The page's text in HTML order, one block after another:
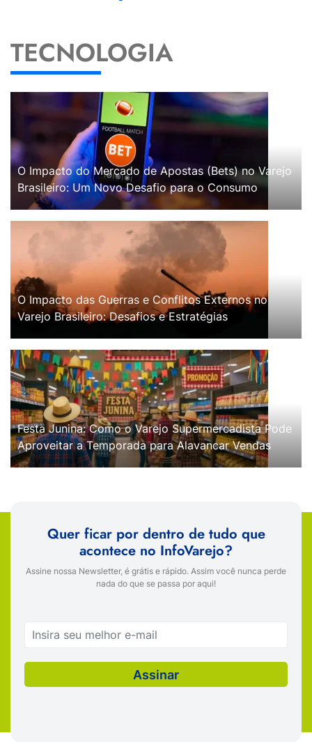
TECNOLOGIA
O Impacto do Mercado de Apostas (Bets) no Varejo
Brasileiro: Um Novo Desafio para o Consumo
O Impacto das Guerras e Conflitos Externos no
Varejo Brasileiro: Desafios e Estratégias
Festa Junina: Como o Varejo Supermercadista Pode
Aproveitar a Temporada para Alavancar Vendas
Quer ficar por dentro de tudo que
acontece no InfoVarejo?
Assine nossa Newsletter, é grátis e rápido. Assim você nunca perde
nada do que se passa por aqui!